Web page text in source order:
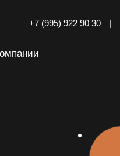
+7 (995) 922 90 30 |